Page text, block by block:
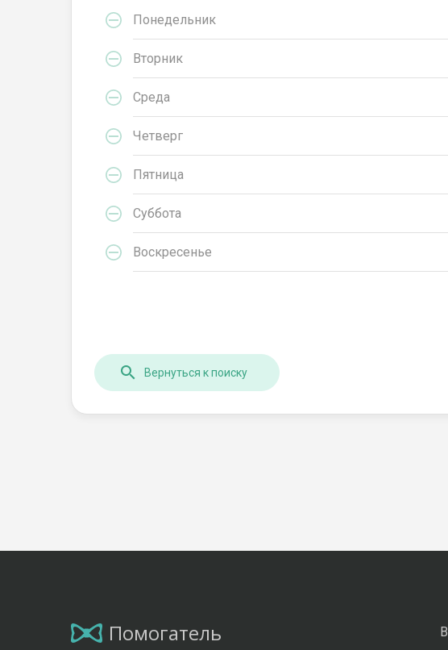
Понедельник
Вторник
Среда
Четверг
Пятница
Суббота
Воскресенье
Вернуться к поиску
Помогатель